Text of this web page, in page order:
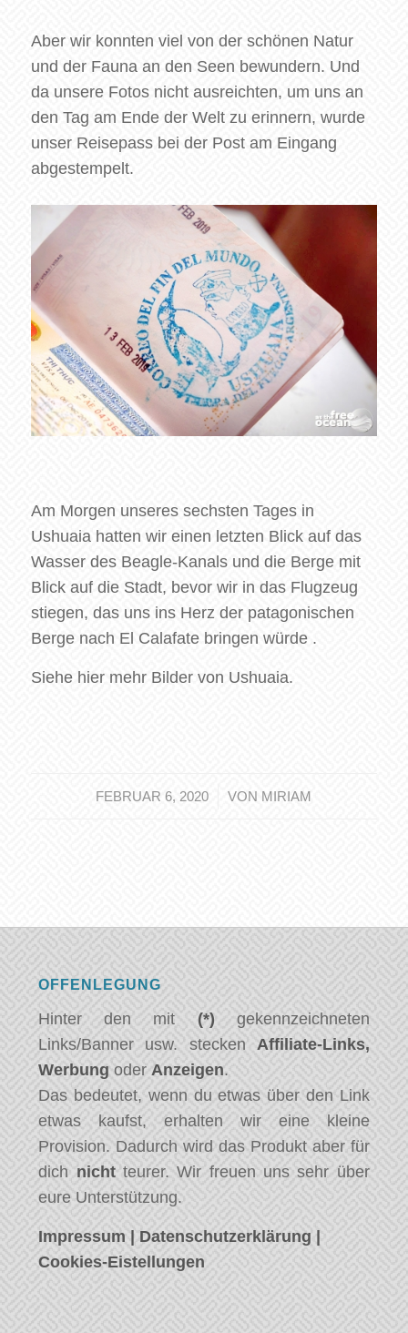
Aber wir konnten viel von der schönen Natur
und der Fauna an den Seen bewundern. Und
da unsere Fotos nicht ausreichten, um uns an
den Tag am Ende der Welt zu erinnern, wurde
unser Reisepass bei der Post am Eingang
abgestempelt.
Am Morgen unseres sechsten Tages in
Ushuaia hatten wir einen letzten Blick auf das
Wasser des Beagle-Kanals und die Berge mit
Blick auf die Stadt, bevor wir in das Flugzeug
stiegen, das uns ins Herz der patagonischen
Berge nach El Calafate bringen würde .
Siehe hier mehr Bilder von Ushuaia.
FEBRUAR 6, 2020
/ VON MIRIAM
OFFENLEGUNG
Hinter den mit (*) gekennzeichneten
Links/Banner usw. stecken Affiliate-Links,
Werbung oder Anzeigen.
Das bedeutet, wenn du etwas über den Link
etwas kaufst, erhalten wir eine kleine
Provision. Dadurch wird das Produkt aber für
dich nichtteurer. Wir freuen uns sehr über
eure Unterstützung.
Impressum Datenschutzerklärung
Cookies-Eistellungen